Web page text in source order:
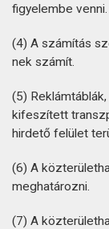
figyelembe venni.
(4) A számítás
nek számít.
(5)
kifeszített
hirdető felület
(6) A
meghatározni.
(7) A